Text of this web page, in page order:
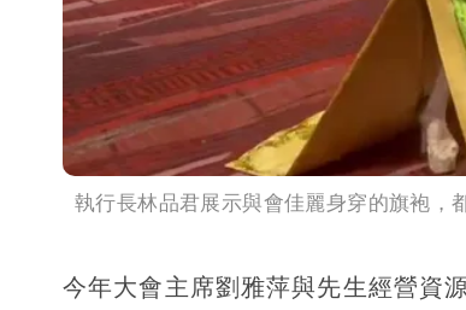
執行長林品君展示與會佳麗身穿的旗袍，
今年大會主席劉雅萍與先生經營資